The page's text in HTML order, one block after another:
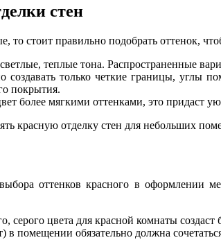
стен
то стоит правильно подобрать оттенок,
теплые тона. Распространенные
создавать только четкие границы, углы
покрытия.
более мягкими оттенками, это придаст
красную отделку стен для небольших
оттенков красного в оформлении
серого цвета для красной комнаты создаст
в помещении обязательно должна